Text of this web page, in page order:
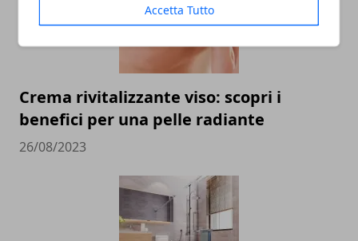
Accetta Tutto
Crema rivitalizzante viso: scopri i
benefici per una pelle radiante
26/08/2023